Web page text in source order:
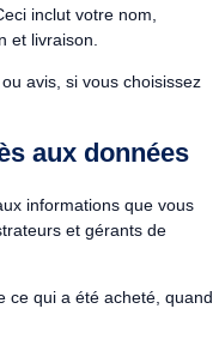
inclut votre nom,
et livraison.
avis, si vous choisissez
aux données
informations que vous
et gérants de
ce qui a été acheté, quand